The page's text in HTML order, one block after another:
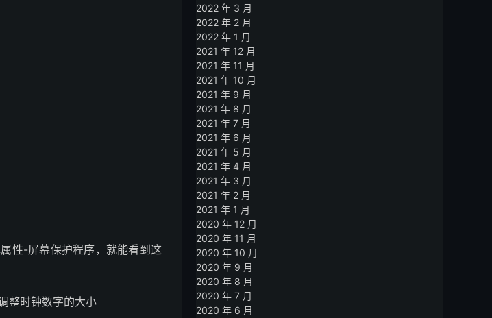
性-屏幕保护程序，就能看到这
整时钟数字的大小
2022 年 3 月
2022 年 2 月
2022 年 1 月
2021 年 12 月
2021 年 11 月
2021 年 10 月
2021 年 9 月
2021 年 8 月
2021 年 7 月
2021 年 6 月
2021 年 5 月
2021 年 4 月
2021 年 3 月
2021 年 2 月
2021 年 1 月
2020 年 12 月
2020 年 11 月
2020 年 10 月
2020 年 9 月
2020 年 8 月
2020 年 7 月
2020 年 6 月